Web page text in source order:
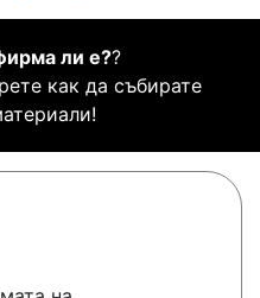
ли е??
как да събирате